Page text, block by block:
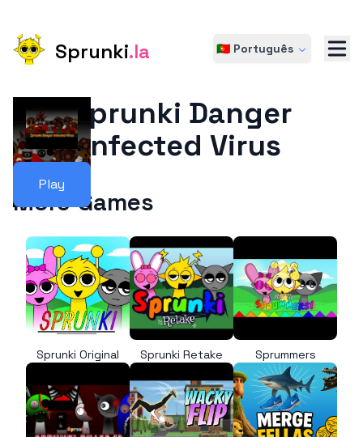
Sprunki.la 🇵🇹 Português
Play
Sprunki Danger
Infected Virus
More Games
Sprunki Original Sprunki Retake Sprummers